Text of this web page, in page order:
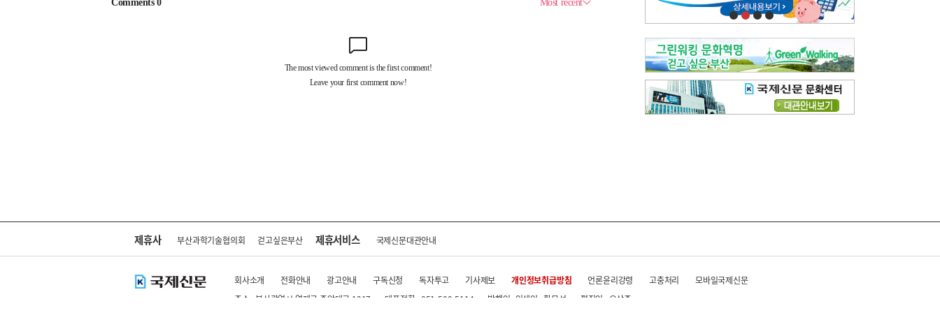
제휴사 부산과학기술협의회 걷고싶은부산 제휴서비스 국제신문대관안내
회사소개 전화안내 광고안내 구독신청 독자투고 기사제보 개인정보취급방침 언론윤리강령 고충처리
모바일국제신문
주소 : 부산광역시 연제구 중앙대로 1217
대표전화 : 051-500-5114 발행인·인쇄인 : 황문성
편집인 : 오상준